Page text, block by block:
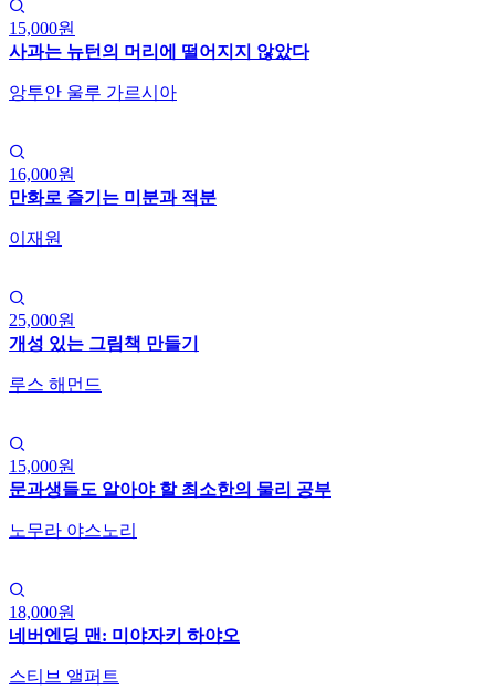
15,000원
사과는 뉴턴의 머리에 떨어지지 않았다
앙투안 울루 가르시아
16,000원
만화로 즐기는 미분과 적분
이재원
25,000원
개성 있는 그림책 만들기
루스 해먼드
15,000원
문과생들도 알아야 할 최소한의 물리 공부
노무라 야스노리
18,000원
네버엔딩 맨: 미야자키 하야오
스티브 앨퍼트